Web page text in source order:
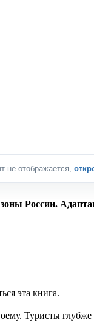
не отображается,
России.
эта книга.
Туристы